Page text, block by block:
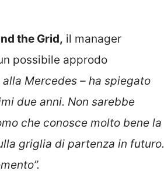
the Grid, il manager
possibile approdo
Mercedes – ha spiegato
due anni. Non sarebbe
che conosce molto bene la
griglia di partenza in futuro.